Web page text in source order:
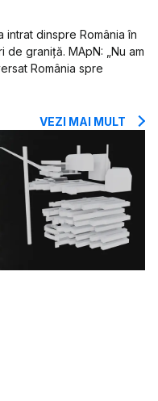
dinspre România în
graniță. MApN: „Nu am
România spre
VEZI MAI MULT